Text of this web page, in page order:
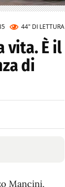
44" DI LETTURA
vita. È il
di
Mancini,